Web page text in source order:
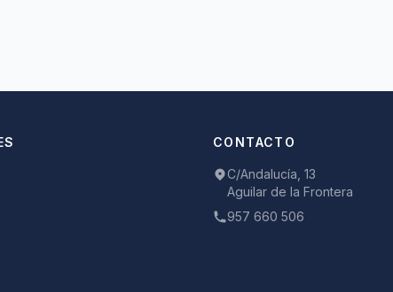
CONTACTO
C/Andalucía, 13
Aguilar de la Frontera
957 660 506